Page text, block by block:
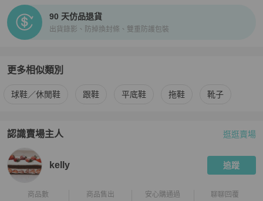
90 天仿品退貨
出貨錄影、防掉換封條、雙重防護包裝
更多相似類別
更多Balenciaga 女鞋相似商品推薦
球鞋／休閒鞋 跟鞋 平底鞋 拖鞋 靴子
認識賣場主人
PopChill 拍拍圈嚴選賣家
逛逛賣場
kelly 追蹤
商品數 商品售出 安心購通過 聊聊回覆